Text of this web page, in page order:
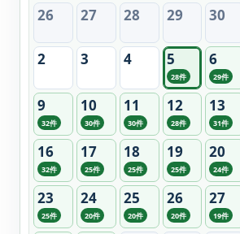
26 27 28 29 30
2 3 4 5
28件
6
29件
9
32件
10
30件
11
30件
12
28件
13
31件
16
32件
17
25件
18
25件
19
25件
20
24件
23
25件
24
20件
25
20件
26
20件
27
19件